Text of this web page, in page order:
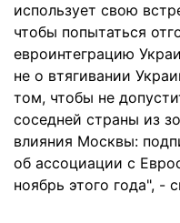
использует свою
чтобы попытаться
евроинтеграцию
не о втягивании
том, чтобы не
соседней страны из
влияния Москвы:
об ассоциации с
ноябрь этого года", -